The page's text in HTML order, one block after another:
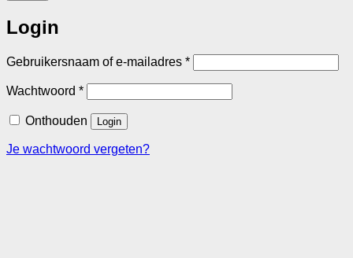
Login
Gebruikersnaam of e-mailadres *Vereist
Wachtwoord *Vereist
Onthouden Login
Je wachtwoord vergeten?